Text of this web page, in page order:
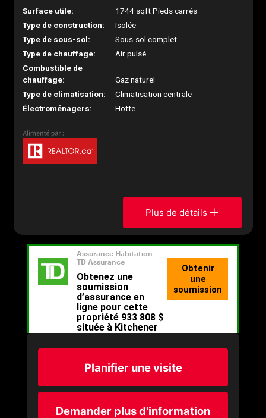
Surface utile:
1744 sqft Pieds carrés
Type de construction:
Isolée
Type de sous-sol:
Sous-sol complet
Type de chauffage:
Air pulsé
Combustible de
chauffage:
Gaz naturel
Type de climatisation:
Climatisation centrale
Électroménagers:
Hotte
Plus de détails
Planifier une visite
Demander plus d'information